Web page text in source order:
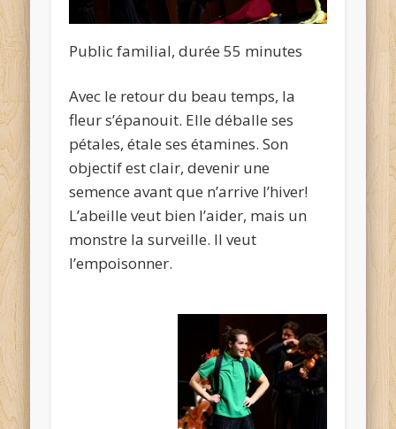
Public familial, durée 55 minutes
Avec le retour du beau temps, la
fleur s’épanouit. Elle déballe ses
pétales, étale ses étamines. Son
objectif est clair, devenir une
semence avant que n’arrive l’hiver!
L’abeille veut bien l’aider, mais un
monstre la surveille. Il veut
l’empoisonner.